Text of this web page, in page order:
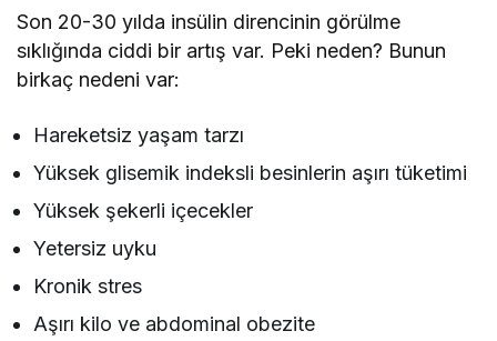
Son 20-30 yılda insülin direncinin görülme
sıklığında ciddi bir artış var. Peki neden? Bunun
birkaç nedeni var:
Hareketsiz yaşam tarzı
Yüksek glisemik indeksli besinlerin aşırı tüketimi
Yüksek şekerli içecekler
Yetersiz uyku
Kronik stres
Aşırı kilo ve abdominal obezite